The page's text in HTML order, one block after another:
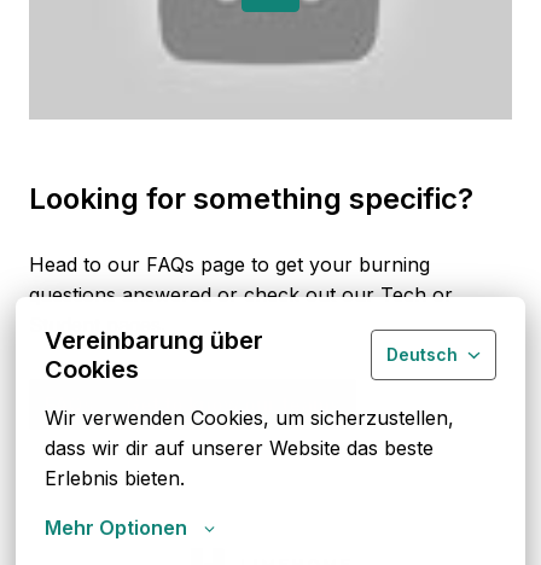
Vereinbarung über
Cookies
Deutsch
Wir verwenden Cookies, um sicherzustellen,
dass wir dir auf unserer Website das beste
Erlebnis bieten.
Mehr Optionen
Looking for something specific?
Head to our FAQs page to get your burning
questions answered or check out our Tech or